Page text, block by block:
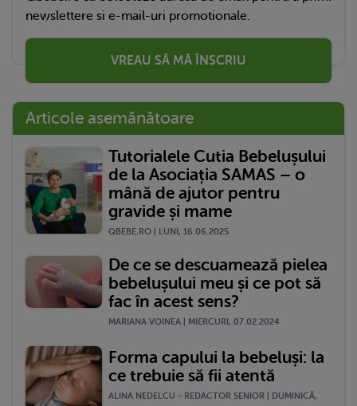
newslettere si e-mail-uri promotionale.
VREAU SĂ MĂ ÎNSCRIU
Articole asemănătoare
Tutorialele Cutia Bebelușului
de la Asociația SAMAS – o
mână de ajutor pentru
gravide și mame
QBEBE.RO | LUNI, 16.06.2025
De ce se descuamează pielea
bebelușului meu și ce pot să
fac în acest sens?
MARIANA VOINEA | MIERCURI, 07.02.2024
Forma capului la bebeluși: la
ce trebuie să fii atentă
ALINA NEDELCU - REDACTOR SENIOR | DUMINICĂ,